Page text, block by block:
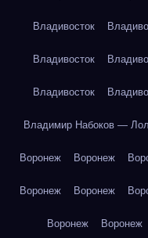
Владивосток
Владивосток
Владивосток
Владимир Набоков —
Воронеж Воронеж
Воронеж Воронеж
Воронеж Воронеж